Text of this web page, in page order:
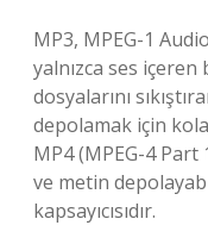
MP3, MPEG-1
yalnızca ses içeren
dosyalarını
depolamak için
MP4 (MPEG-4 Part
ve metin
kapsayıcısıdır.